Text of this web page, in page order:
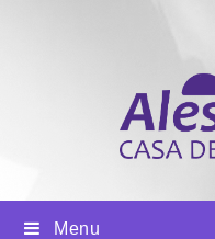
Menu